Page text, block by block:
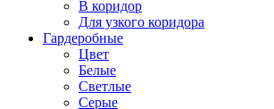
В коридор
Для узкого коридора
Гардеробные
Цвет
Белые
Светлые
Серые